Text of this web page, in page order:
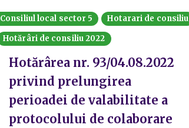
Consiliul local sector 5
Hotarari de consiliu
Hotărâri de consiliu 2022
Hotărârea nr. 93/04.08.2022
privind prelungirea
perioadei de valabilitate a
protocolului de colaborare